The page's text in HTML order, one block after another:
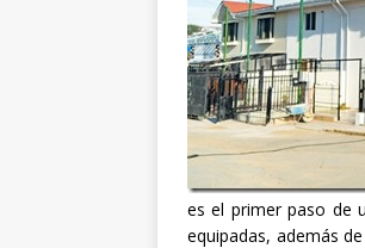
es el primer paso de
equipadas, además